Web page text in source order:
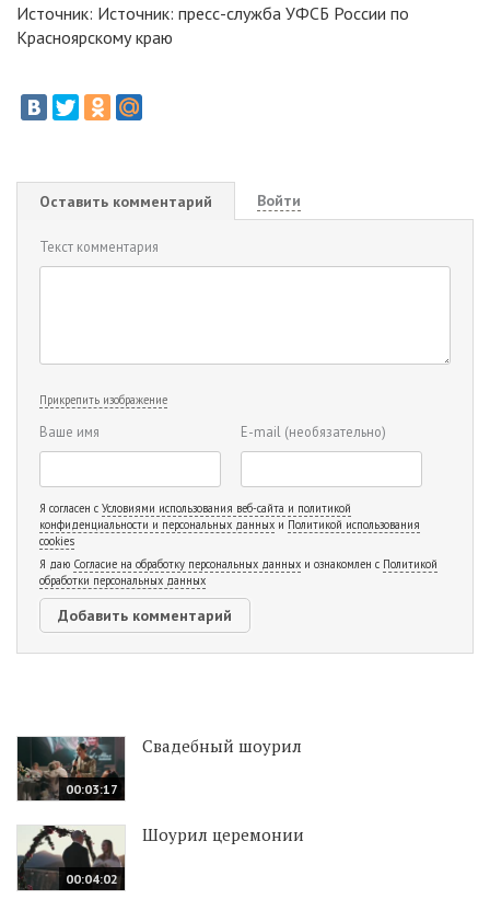
Источник: Источник: пресс-служба УФСБ России по
Красноярскому краю
Оставить комментарий Войти
Текст комментария
Прикрепить изображение
Ваше имя E-mail (необязательно)
Я согласен с Условиями использования веб-сайта и политикой
конфиденциальности и персональных данных и Политикой использования
cookies
Я даю Согласие на обработку персональных данных и ознакомлен с Политикой
обработки персональных данных
00:03:17
Свадебный шоурил
00:04:02
Шоурил церемонии